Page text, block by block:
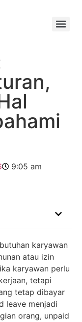
9:05 am
karyawan
atau izin
karyawan perlu
tetapi
tetap dibayar
leave menjadi
orang, unpaid